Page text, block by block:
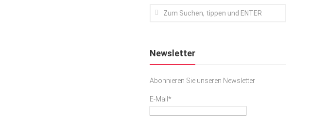
Newsletter
Abonnieren Sie unseren Newsletter
E-Mail*